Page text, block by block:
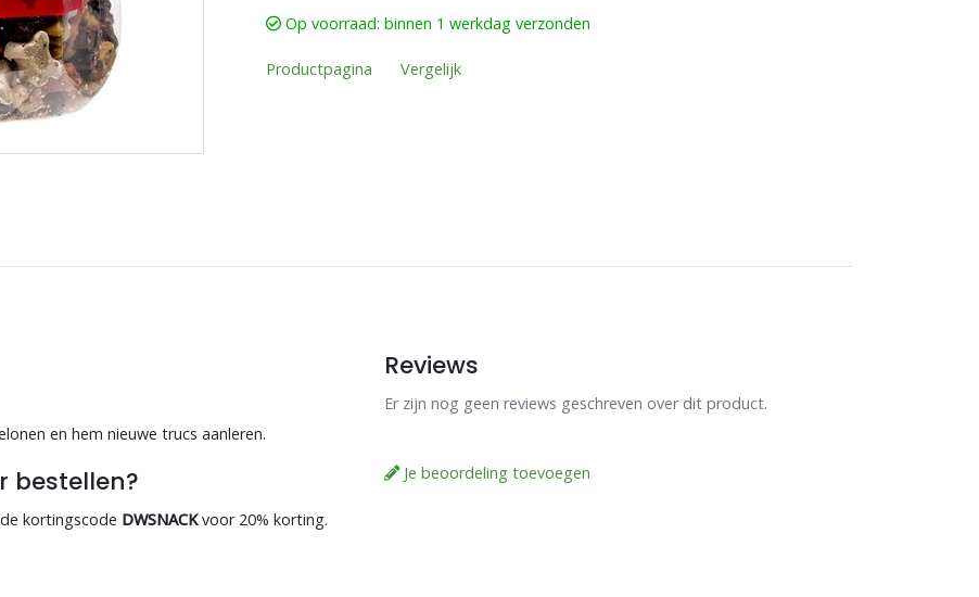
Op voorraad: binnen 1 werkdag verzonden
Productpagina Vergelijk
en hem nieuwe trucs aanleren.
bestellen?
kortingscode DWSNACKvoor 20% korting.
Reviews
Er zijn nog geen reviews geschreven over dit product.
Je beoordeling toevoegen